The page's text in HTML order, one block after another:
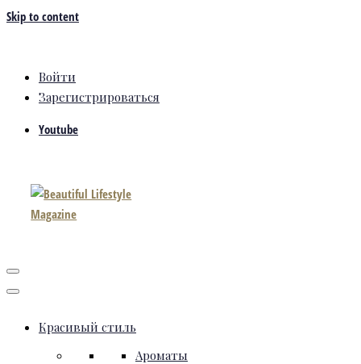
Skip to content
Войти
Зарегистрироваться
Youtube
Красивый стиль
Ароматы